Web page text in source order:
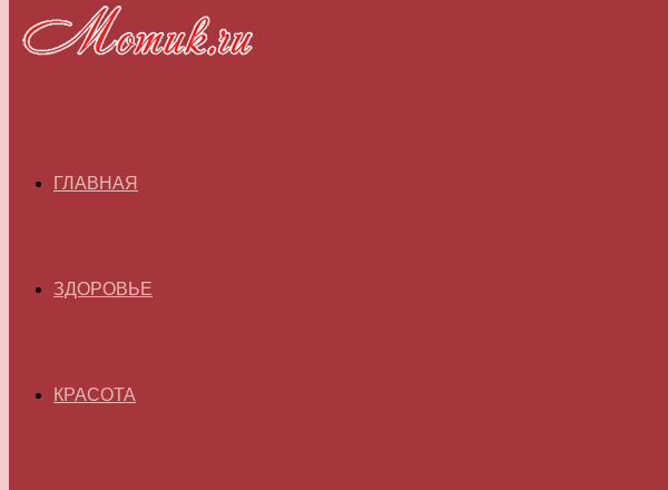
ГЛАВНАЯ
ЗДОРОВЬЕ
КРАСОТА